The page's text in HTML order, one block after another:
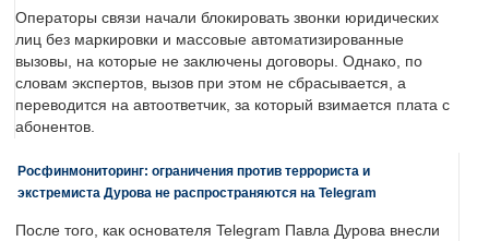
Операторы связи начали блокировать звонки юридических
лиц без маркировки и массовые автоматизированные
вызовы, на которые не заключены договоры. Однако, по
словам экспертов, вызов при этом не сбрасывается, а
переводится на автоответчик, за который взимается плата с
абонентов.
Росфинмониторинг: ограничения против террориста и
экстремиста Дурова не распространяются на Telegram
После того, как основателя Telegram Павла Дурова внесли